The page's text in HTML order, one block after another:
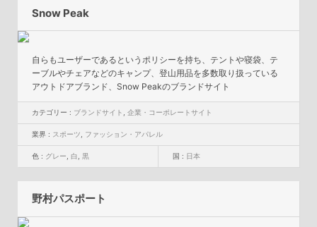
Snow Peak
自らもユーザーであるというポリシーを持ち、テントや寝袋、テ
ーブルやチェアなどのキャンプ、登山用品を多数取り扱っている
アウトドアブランド、Snow Peakのブランドサイト
カテゴリー : ブランドサイト ,企業・コーポレートサイト
業界 : スポーツ ファッション・アパレル
色 : グレー ,白 ,黒 国 : 日本
野村パスポート